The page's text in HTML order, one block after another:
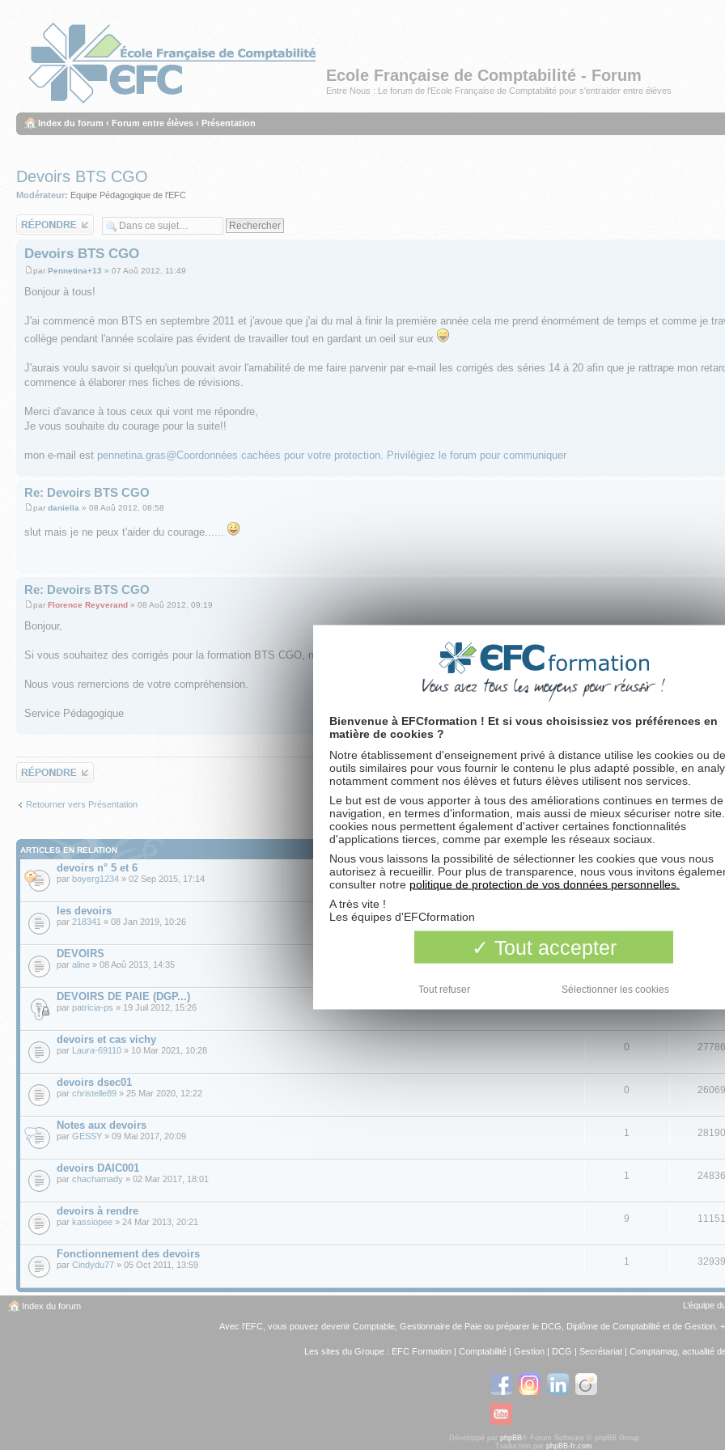
Ecole Française de Comptabilité - Forum
Entre Nous : Le forum de l'Ecole Française de Comptabilité pour s'entraider entre élèves
Index du forum ‹ Forum entre élèves ‹ Présentation
Devoirs BTS CGO
Modérateur: Equipe Pédagogique de l'EFC
Répondre
Devoirs BTS CGO
par Pennetina+13 » 07 Aoû 2012, 11:49
Bonjour à tous!
J'ai commencé mon BTS en septembre 2011 et j'avoue que j'ai du mal à finir la première année cela me prend énormément de temps et comme je
collège pendant l'année scolaire pas évident de travailler tout en gardant un oeil sur eux
J'aurais voulu savoir si quelqu'un pouvait avoir l'amabilité de me faire parvenir par e-mail les corrigés des séries 14 à 20 afin que je rattrape mon
commence à élaborer mes fiches de révisions.
Merci d'avance à tous ceux qui vont me répondre,
Je vous souhaite du courage pour la suite!!
mon e-mail est pennetina.gras@Coordonnées cachées pour votre protection. Privilégiez le forum pour communiquer
Re: Devoirs BTS CGO
par daniella » 08 Aoû 2012, 08:58
slut mais je ne peux t'aider du courage......
Re: Devoirs BTS CGO
par Florence Reyverand » 08 Aoû 2012, 09:19
Bonjour,
Si vous souhaitez des corrigés pour la formation BTS CGO, nous vous proposons de prendre contact avec notre service Pédagogique de Roanne au
Nous vous remercions de votre compréhension.
Service Pédagogique
Répondre
Retourner vers Présentation
ARTICLES EN RELATION
devoirs n° 5 et 6
par boyerg1234 » 02 Sep 2015, 17:14 4
les devoirs
par 218341 » 08 Jan 2019, 10:26
DEVOIRS
par aline » 08 Aoû 2013, 14:35 5
DEVOIRS DE PAIE (DGP...)
par patricia-ps » 19 Juil 2012, 15:26
devoirs et cas vichy
par Laura-69110 » 10 Mar 2021, 10:28 0 27786
devoirs dsec01
par christelle89 » 25 Mar 2020, 12:22 0 26069
Notes aux devoirs
par GESSY » 09 Mai 2017, 20:09 1 28190
devoirs DAIC001
par chachamady » 02 Mar 2017, 18:01 1 24836
devoirs à rendre
par kassiopee » 24 Mar 2013, 20:21 9 11151
Fonctionnement des devoirs
par Cindydu77 » 05 Oct 2011, 13:59 1 32939
Index du forum L’équipe
Avec l'EFC, vous pouvez devenir Comptable, Gestionnaire de Paieou préparer le DCG, Diplôme de Comptabilité et de Gestion.
Les sites du Groupe : EFC Formation| Comptabilité| Gestion| DCG | Secrétariat| Comptamag, actualité
Développé par phpBB® Forum Software © phpBB Group
Traduction par phpBB-fr.com
Bienvenue à EFCformation ! Et si vous choisissiez vos préférences en
matière de cookies ?
Notre établissement d'enseignement privé à distance utilise les cookies ou
outils similaires pour vous fournir le contenu le plus adapté possible, en
notamment comment nos élèves et futurs élèves utilisent nos services.
Le but est de vous apporter à tous des améliorations continues en termes de
navigation, en termes d'information, mais aussi de mieux sécuriser notre
cookies nous permettent également d'activer certaines fonctionnalités
d'applications tierces, comme par exemple les réseaux sociaux.
Nous vous laissons la possibilité de sélectionner les cookies que vous nous
autorisez à recueillir. Pour plus de transparence, nous vous invitons
consulter notre politique de protection de vos données personnelles.
A très vite !
Les équipes d'EFCformation
Tout accepter
Tout refuser Sélectionner les cookies